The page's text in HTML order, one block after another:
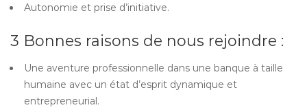
Autonomie et prise d’initiative.
3 Bonnes raisons de nous rejoindre :
Une aventure professionnelle dans une banque à taille
humaine avec un état d’esprit dynamique et
entrepreneurial.